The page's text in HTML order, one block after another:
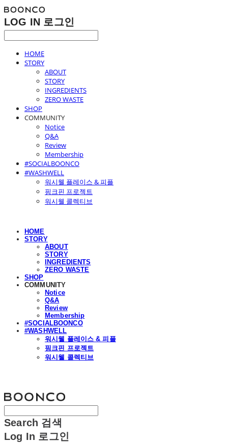
LOG IN 로그인
HOME
STORY
ABOUT
STORY
INGREDIENTS
ZERO WASTE
SHOP
COMMUNITY
Notice
Q&A
Review
Membership
#SOCIALBOONCO
#WASHWELL
워시웰 플레이스 & 피플
핑크핀 프로젝트
워시웰 콜렉티브
HOME
STORY
ABOUT
STORY
INGREDIENTS
ZERO WASTE
SHOP
COMMUNITY
Notice
Q&A
Review
Membership
#SOCIALBOONCO
#WASHWELL
워시웰 플레이스 & 피플
핑크핀 프로젝트
워시웰 콜렉티브
Search 검색
Log In 로그인